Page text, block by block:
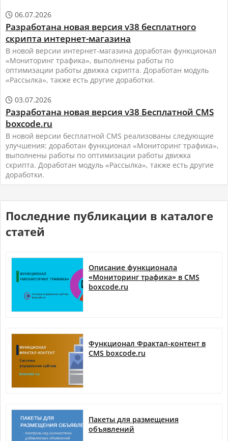
 06.07.2026
Разработана новая версия v38 бесплатного
скрипта интернет-магазина
В новой версии интернет-магазина доработан функционал
«Мониторинг трафика», выполнены работы по
оптимизации работы движка скрипта. Доработан модуль
«Рассылка», также есть другие доработки.
 03.07.2026
Разработана новая версия v38 Бесплатной CMS
boxcode.ru
В новой версии бесплатной CMS реализованы следующие
улучшения: доработан функционал «Мониторинг трафика»,
выполнены работы по оптимизации работы движка
скрипта. Доработан модуль «Рассылка», также есть другие
доработки.
Последние публикации в каталоге
статей
Описание функционала
«Мониторинг трафика» в CMS
boxcode.ru
Функционал Фрактал-контент в
CMS boxcode.ru
Пакеты для размещения
объявлений